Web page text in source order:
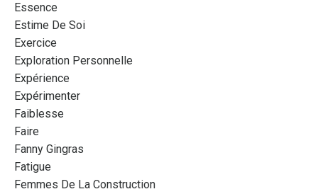
Essence
Estime De Soi
Exercice
Exploration Personnelle
Expérience
Expérimenter
Faiblesse
Faire
Fanny Gingras
Fatigue
Femmes De La Construction